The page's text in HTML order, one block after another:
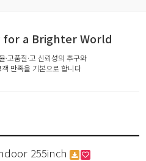
for a Brighter World
·고품질·고 신뢰성의 추구와
만족을 기본으로 합니다
255inch